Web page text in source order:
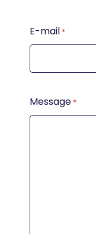
E-mail *
Message *